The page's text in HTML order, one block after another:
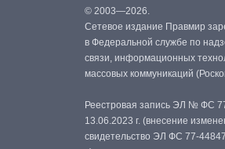
© 2003—2026.
Сетевое издание Правмир
в Федеральной службе по
связи, информационных
массовых коммуникаций
Реестровая запись ЭЛ № ФС
13.06.2023 г. (внесение
свидетельство ЭЛ ФС 77-